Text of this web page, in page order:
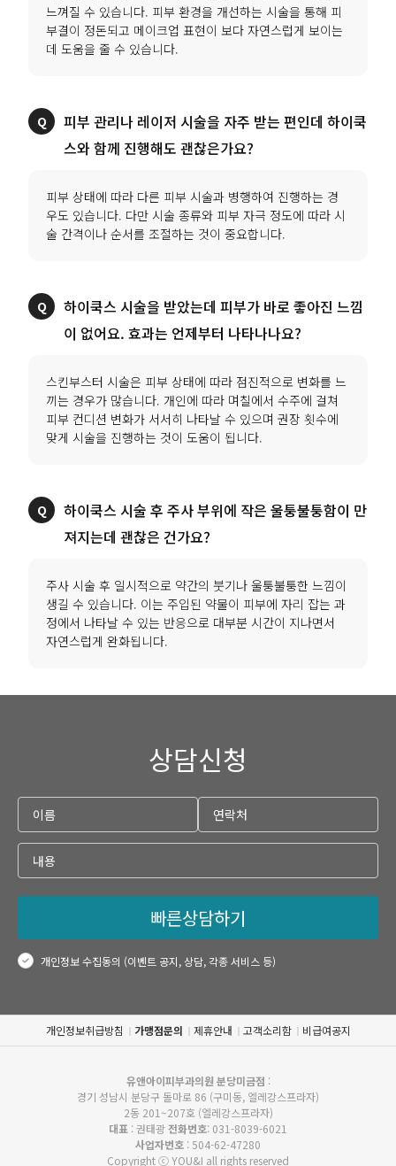
느껴질 수 있습니다. 피부 환경을 개선하는 시술을 통해 피
부결이 정돈되고 메이크업 표현이 보다 자연스럽게 보이는
데 도움을 줄 수 있습니다.
피부 관리나 레이저 시술을 자주 받는 편인데 하이쿡
스와 함께 진행해도 괜찮은가요?
피부 상태에 따라 다른 피부 시술과 병행하여 진행하는 경
우도 있습니다. 다만 시술 종류와 피부 자극 정도에 따라 시
술 간격이나 순서를 조절하는 것이 중요합니다.
하이쿡스 시술을 받았는데 피부가 바로 좋아진 느낌
이 없어요. 효과는 언제부터 나타나나요?
스킨부스터 시술은 피부 상태에 따라 점진적으로 변화를 느
끼는 경우가 많습니다. 개인에 따라 며칠에서 수주에 걸쳐
피부 컨디션 변화가 서서히 나타날 수 있으며 권장 횟수에
맞게 시술을 진행하는 것이 도움이 됩니다.
하이쿡스 시술 후 주사 부위에 작은 울퉁불퉁함이 만
져지는데 괜찮은 건가요?
주사 시술 후 일시적으로 약간의 붓기나 울퉁불퉁한 느낌이
생길 수 있습니다. 이는 주입된 약물이 피부에 자리 잡는 과
정에서 나타날 수 있는 반응으로 대부분 시간이 지나면서
자연스럽게 완화됩니다.
상담신청
빠른상담하기
개인정보 수집동의 (이벤트 공지, 상담, 각종 서비스 등)
개인정보취급방침 가맹점문의 제휴안내 고객소리함 비급여공지
유앤아이피부과의원 분당미금점 :
경기 성남시 분당구 돌마로 86 (구미동, 엘레강스프라자)
2동 201~207호 (엘레강스프라자)
대표 : 권태광전화번호: 031-8039-6021
사업자번호 : 504-62-47280
Copyright ⓒ YOU&I all rights reserved